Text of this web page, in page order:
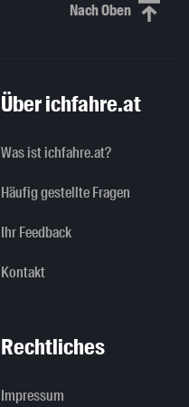
Nach ObenNach oben
Über ichfahre.at
Was ist ichfahre.at?
Häufig gestellte Fragen
Ihr Feedback
Kontakt
Rechtliches
Impressum